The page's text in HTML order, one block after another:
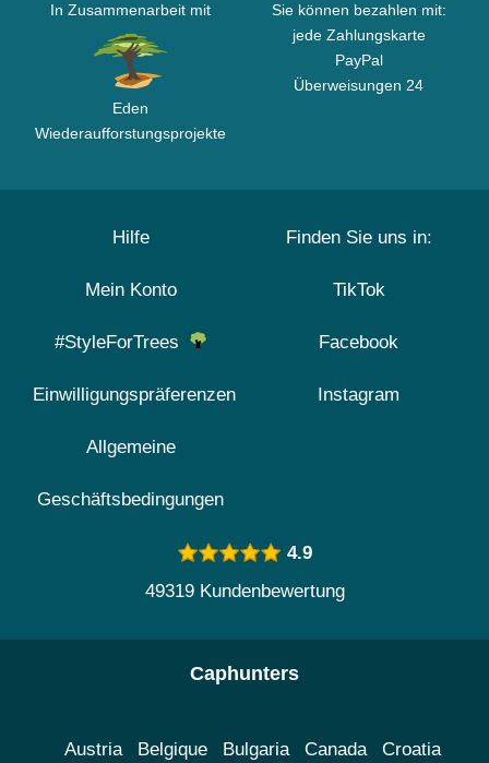
In Zusammenarbeit mit
Eden
Wiederaufforstungsprojekte
Sie können bezahlen mit:
jede Zahlungskarte
PayPal
Überweisungen 24
Hilfe
Mein Konto
#StyleForTrees
Einwilligungspräferenzen
Allgemeine
Geschäftsbedingungen
Finden Sie uns in:
TikTok
Facebook
Instagram
4.9
49319 Kundenbewertung
Caphunters
Austria Belgique Bulgaria Canada Croatia